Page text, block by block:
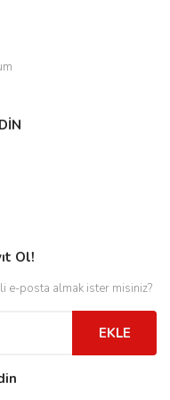
Ol!
e-posta almak ister misiniz?
EKLE